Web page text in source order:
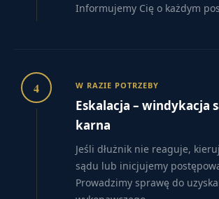
Informujemy Cię o każdym
4 W RAZIE POTRZEBY
Eskalacja – windykacja
karna
Jeśli dłużnik nie reaguje,
sądu lub inicjujemy
Prowadzimy sprawę do